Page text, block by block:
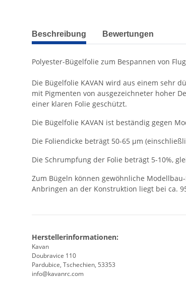
weitere Registerkarten anzeigen
Beschreibung Bewertungen
Polyester-Bügelfolie zum Bespannen von
Die Bügelfolie KAVAN wird aus einem sehr
mit Pigmenten von ausgezeichneter hoher
einer klaren Folie geschützt.
Die Bügelfolie KAVAN ist beständig gegen
Die Foliendicke beträgt 50-65 µm
Die Schrumpfung der Folie beträgt 5-10%,
Zum Bügeln können gewöhnliche
Anbringen an der Konstruktion liegt bei ca.
Herstellerinformationen:
Kavan
Doubravice 110
Pardubice, Tschechien, 53353
info@kavanrc.com